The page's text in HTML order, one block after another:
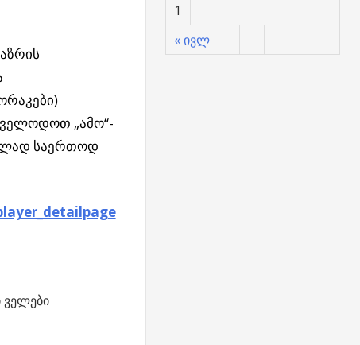
„ამო“-
საერთოდ
« ივლ
1